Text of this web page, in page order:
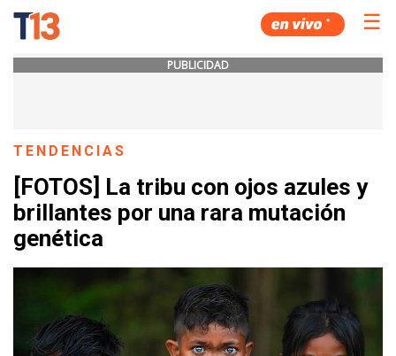
☰
PUBLICIDAD
TENDENCIAS
[FOTOS] La tribu con ojos azules y
brillantes por una rara mutación
genética